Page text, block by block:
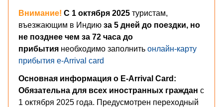
Внимание! С 1 октября 2025 туристам,
въезжающим в Индию за 5 дней до поездки, но
не позднее чем за 72 часа до
прибытия необходимо заполнить онлайн-карту
прибытия e-Arrival card
Основная информация о E-Arrival Card:
Обязательна для всех иностранных граждан с
1 октября 2025 года. Предусмотрен переходный